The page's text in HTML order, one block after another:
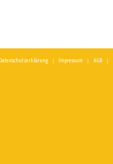
Datenschutzerklärung Impressum AGB